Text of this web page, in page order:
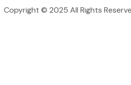
Copyright © 2025 All Rights